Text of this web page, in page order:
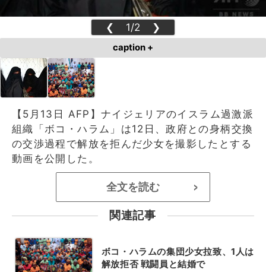
❮ 1/2 ❯
caption +
【5月13日 AFP】ナイジェリアのイスラム過激派
組織「ボコ・ハラム」は12日、政府との身柄交換
の交渉過程で解放を拒んだ少女を撮影したとする
動画を公開した。
全文を読む >
関連記事
ボコ・ハラムの集団少女拉致、1人は
解放拒否 戦闘員と結婚で